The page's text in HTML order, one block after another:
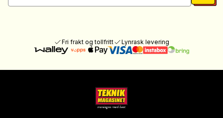
Fri frakt og tollfritt Lynrask levering